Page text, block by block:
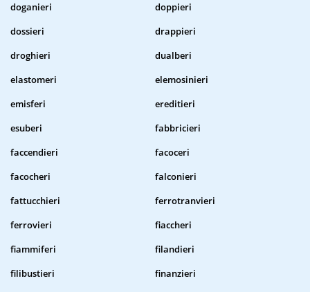
doganieri
doppieri
dossieri
drappieri
droghieri
dualberi
elastomeri
elemosinieri
emisferi
ereditieri
esuberi
fabbricieri
faccendieri
facoceri
facocheri
falconieri
fattucchieri
ferrotranvieri
ferrovieri
fiaccheri
fiammiferi
filandieri
filibustieri
finanzieri